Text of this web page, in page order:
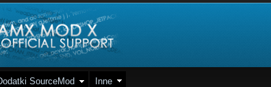
SourceMod Inne